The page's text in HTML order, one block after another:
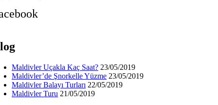
Maldivler Uçakla Kaç Saat? 23/05/2019
Maldivler’de Şnorkelle Yüzme 23/05/2019
Maldivler Balayı Turları 22/05/2019
Maldivler Turu 21/05/2019